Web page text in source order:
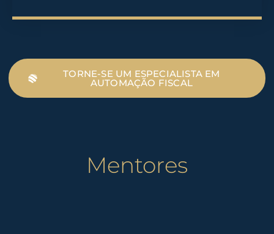
TORNE-SE UM ESPECIALISTA EM
AUTOMAÇÃO FISCAL
Mentores